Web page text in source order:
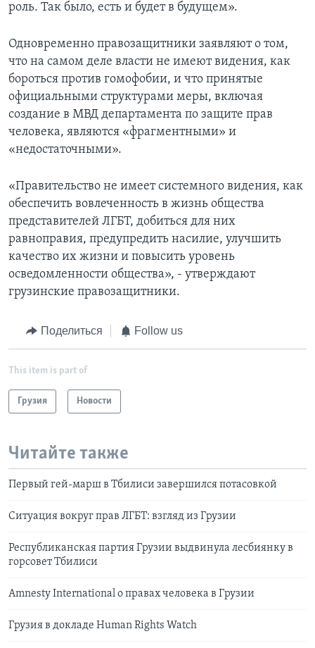
роль. Так было, есть и будет в будущем».
Одновременно правозащитники заявляют о том,
что на самом деле власти не имеют видения, как
бороться против гомофобии, и что принятые
официальными структурами меры, включая
создание в МВД департамента по защите прав
человека, являются «фрагментными» и
«недостаточными».
«Правительство не имеет системного видения, как
обеспечить вовлеченность в жизнь общества
представителей ЛГБТ, добиться для них
равноправия, предупредить насилие, улучшить
качество их жизни и повысить уровень
осведомленности общества», - утверждают
грузинские правозащитники.
Поделиться Follow us
This item is part of
Грузия Новости
Читайте также
Первый гей-марш в Тбилиси завершился потасовкой
Ситуация вокруг прав ЛГБТ: взгляд из Грузии
Республиканская партия Грузии выдвинула лесбиянку в
горсовет Тбилиси
Amnesty International о правах человека в Грузии
Грузия в докладе Human Rights Watch